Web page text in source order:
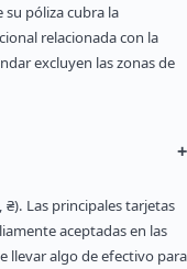
su póliza cubra la
relacionada con la
excluyen las zonas de
+
Las principales tarjetas
aceptadas en las
llevar algo de efectivo para